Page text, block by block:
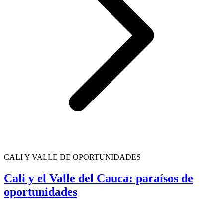
CALI Y VALLE DE OPORTUNIDADES
Cali y el Valle del Cauca: paraísos de
oportunidades